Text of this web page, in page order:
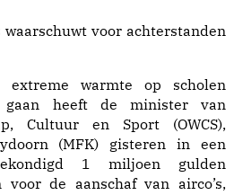
voor achterstanden
warmte op scholen
heeft de minister van
Cultuur en Sport (OWCS),
(MFK) gisteren in een
1 miljoen gulden
de aanschaf van airco’s,